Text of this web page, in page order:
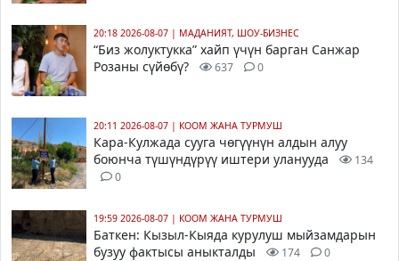
20:18 2026-08-07 | МАДАНИЯТ, ШОУ-БИЗНЕС
“Биз жолуктукка” хайп үчүн барган Санжар
Розаны сүйөбү?
637 0
20:11 2026-08-07 | КООМ ЖАНА ТУРМУШ
Кара-Кулжада сууга чөгүүнүн алдын алуу
боюнча түшүндүрүү иштери уланууда
134
0
19:59 2026-08-07 | КООМ ЖАНА ТУРМУШ
Баткен: Кызыл-Кыяда курулуш мыйзамдарын
бузуу фактысы аныкталды
174 0